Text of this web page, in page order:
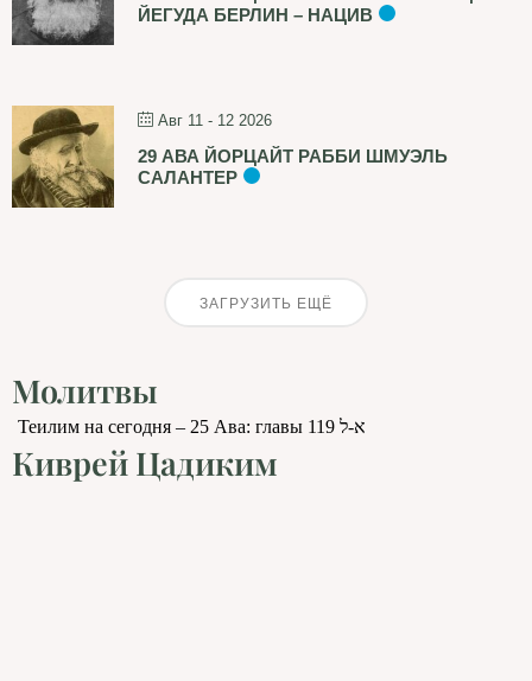
ЙЕГУДА БЕРЛИН – НАЦИВ
Авг 11 - 12 2026
29 АВА ЙОРЦАЙТ РАББИ ШМУЭЛЬ
САЛАНТЕР
ЗАГРУЗИТЬ ЕЩЁ
Молитвы
Теилим на сегодня – 25 Ава: главы 119 א-ל
Киврей Цадиким